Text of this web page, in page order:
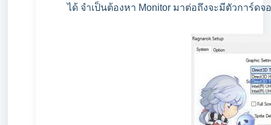
ได้ จำเป็นต้องหา Monitor มาต่อถึงจะมีตัวการ์ดจ